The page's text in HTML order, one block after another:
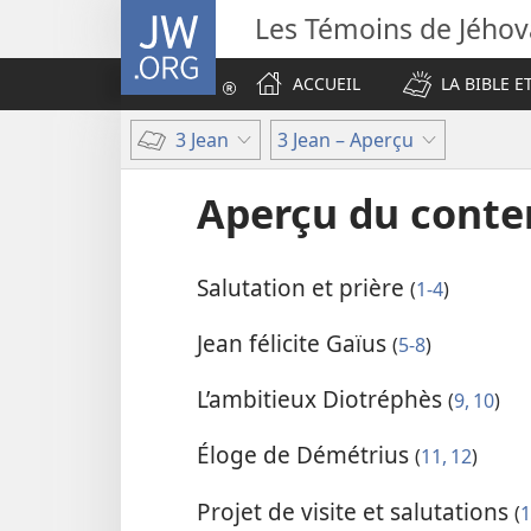
JW.ORG Les Témoins de
ACCUEIL
LA BIBLE
3 Jean 3 Jean – Aperçu
Aperçu du
Salutation et prière (1-4)
Jean félicite Gaïus (5-8)
L’ambitieux Diotréphès (9, 10)
Éloge de Démétrius (11, 12)
Projet de visite et salutations (